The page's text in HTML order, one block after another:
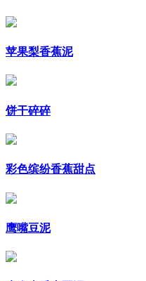
苹果梨香蕉泥
饼干碎碎
彩色缤纷香蕉甜点
鹰嘴豆泥